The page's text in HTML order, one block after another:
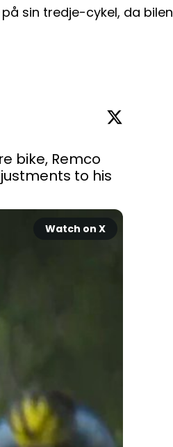
sin tredje-cykel, da bilen
bike, Remco
to his
Watch on X